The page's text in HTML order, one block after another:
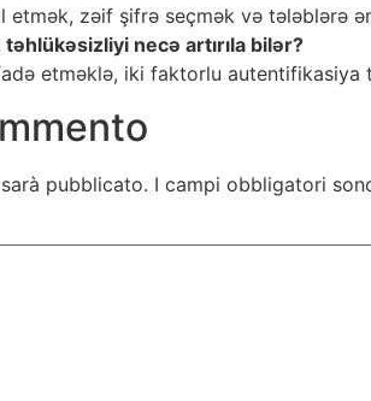
etmək, zəif şifrə seçmək və tələblərə
təhlükəsizliyi necə artırıla bilər?
etməklə, iki faktorlu autentifikasiya
pubblicato. I campi obbligatori